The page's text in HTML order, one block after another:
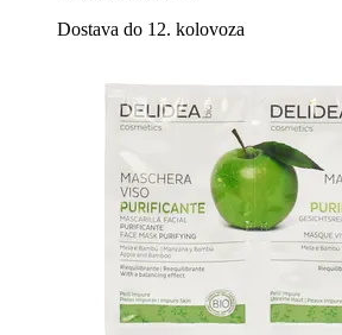
Dostava do 12. kolovoza